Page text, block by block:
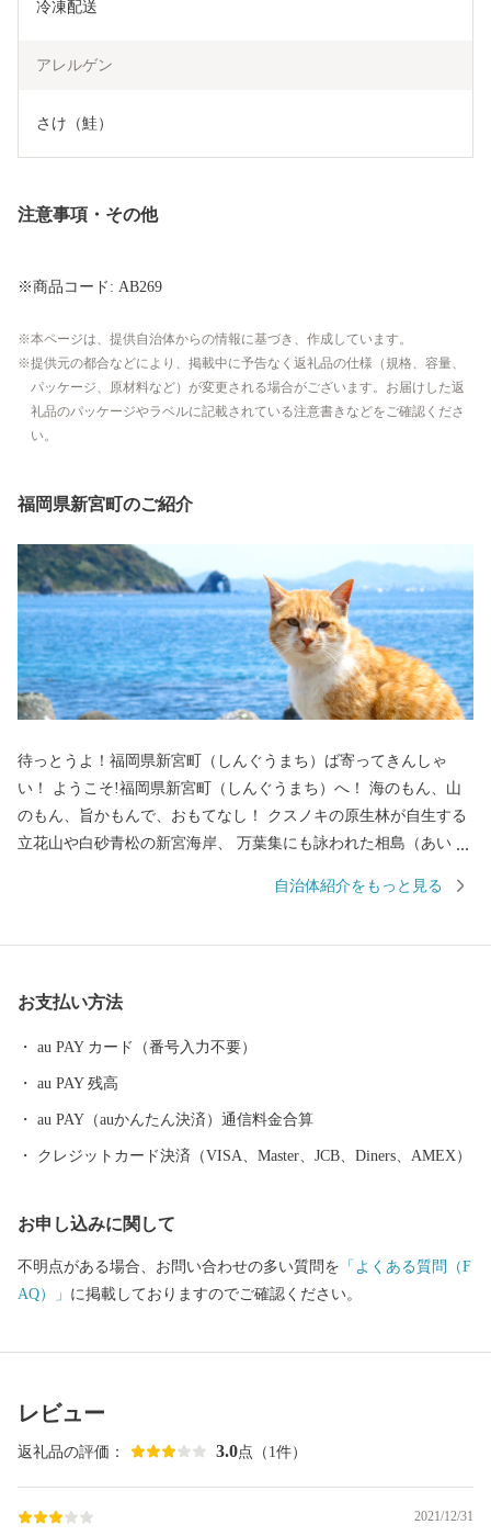
冷凍配送
アレルゲン
さけ（鮭）
注意事項・その他
※商品コード: AB269
本ページは、提供自治体からの情報に基づき、作成しています。
提供元の都合などにより、掲載中に予告なく返礼品の仕様（規格、容量、
パッケージ、原材料など）が変更される場合がございます。お届けした返
礼品のパッケージやラベルに記載されている注意書きなどをご確認くださ
い。
福岡県新宮町のご紹介
待っとうよ！福岡県新宮町（しんぐうまち）ば寄ってきんしゃ
い！ ようこそ!福岡県新宮町（しんぐうまち）へ！ 海のもん、山
のもん、旨かもんで、おもてなし！ クスノキの原生林が自生する
立花山や白砂青松の新宮海岸、 万葉集にも詠われた相島（あいの
茂」が多くのメディアにも取り上げられています。 優れた自然と
上げられた絶妙な塩加減の「明太子」や「干物」。 福岡グルメの
代表格「もつ鍋」。 新宮町でしか味わえない自慢の特産品をぜひ
自治体紹介をもっと見る
お支払い方法
au PAY カード（番号入力不要）
au PAY 残高
au PAY（auかんたん決済）通信料金合算
クレジットカード決済（VISA、Master、JCB、Diners、AMEX）
お申し込みに関して
不明点がある場合、お問い合わせの多い質問を 「よくある質問（F
AQ）」 に掲載しておりますのでご確認ください。
レビュー
返礼品の評価： 3.0点（1件）
2021/12/31